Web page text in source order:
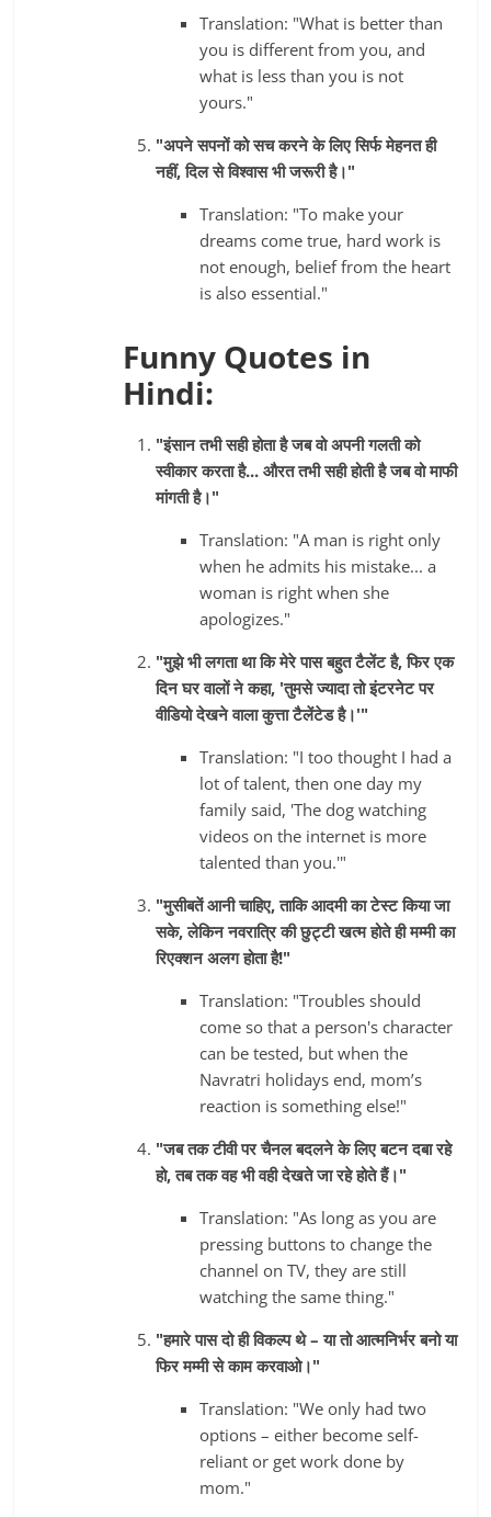
Translation: "What is better than
you is different from you, and
what is less than you is not
yours."
"अपने सपनों को सच करने के लिए सिर्फ मेहनत ही
नहीं, दिल से विश्वास भी जरूरी है।"
Translation: "To make your
dreams come true, hard work is
not enough, belief from the heart
is also essential."
Funny Quotes in
Hindi:
"इंसान तभी सही होता है जब वो अपनी गलती को
स्वीकार करता है... औरत तभी सही होती है जब वो माफी
मांगती है।"
Translation: "A man is right only
when he admits his mistake... a
woman is right when she
apologizes."
"मुझे भी लगता था कि मेरे पास बहुत टैलेंट है, फिर एक
दिन घर वालों ने कहा, 'तुमसे ज्यादा तो इंटरनेट पर
वीडियो देखने वाला कुत्ता टैलेंटेड है।'"
Translation: "I too thought I had a
lot of talent, then one day my
family said, 'The dog watching
videos on the internet is more
talented than you.'"
"मुसीबतें आनी चाहिए, ताकि आदमी का टेस्ट किया जा
सके, लेकिन नवरात्रि की छुट्टी खत्म होते ही मम्मी का
रिएक्शन अलग होता है!"
Translation: "Troubles should
come so that a person's character
can be tested, but when the
Navratri holidays end, mom’s
reaction is something else!"
"जब तक टीवी पर चैनल बदलने के लिए बटन दबा रहे
हो, तब तक वह भी वही देखते जा रहे होते हैं।"
Translation: "As long as you are
pressing buttons to change the
channel on TV, they are still
watching the same thing."
"हमारे पास दो ही विकल्प थे – या तो आत्मनिर्भर बनो या
फिर मम्मी से काम करवाओ।"
Translation: "We only had two
options – either become self-
reliant or get work done by
mom."